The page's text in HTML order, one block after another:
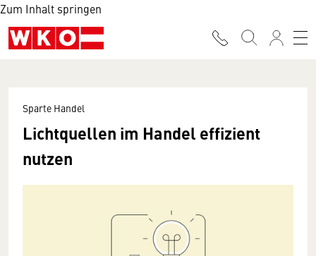
Zum Inhalt springen
Sparte Handel
Lichtquellen im Handel effizient
nutzen